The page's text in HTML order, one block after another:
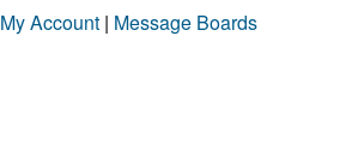
My Account | Message Boards